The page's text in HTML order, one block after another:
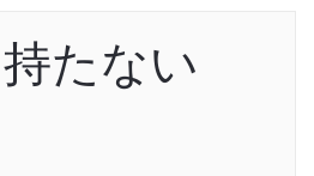
たない